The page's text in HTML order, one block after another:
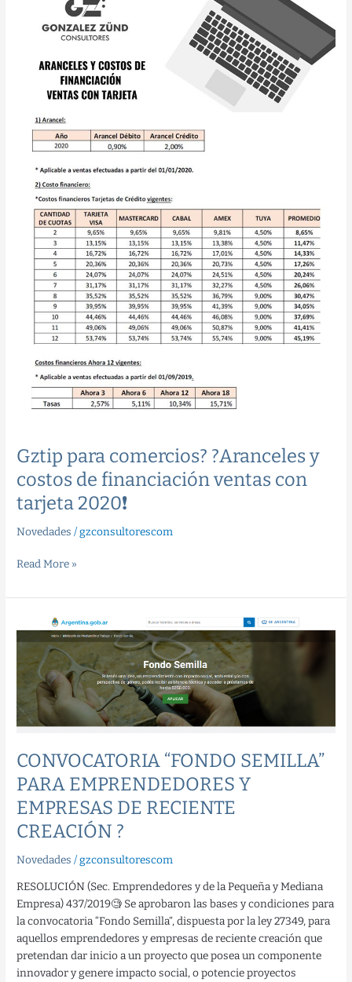
Gztip para comercios? ?Aranceles y
costos de financiación ventas con
tarjeta 2020❗️
Novedades /gzconsultorescom
comercios?
costos
financiación
ventas
tarjeta
2020❗️
Read More »
CONVOCATORIA “FONDO SEMILLA”
PARA EMPRENDEDORES Y
EMPRESAS DE RECIENTE
CREACIÓN ?
Novedades /gzconsultorescom
RESOLUCIÓN (Sec. Emprendedores y de la Pequeña y Mediana
Empresa) 437/2019🧐 Se aprobaron las bases y condiciones para
la convocatoria “Fondo Semilla”, dispuesta por la ley 27349, para
aquellos emprendedores y empresas de reciente creación que
pretendan dar inicio a un proyecto que posea un componente
innovador y genere impacto social, o potencie proyectos
CONVOCATORIA
“FONDO
SEMILLA”
PARA
EMPRENDEDORES
Y
EMPRESAS
RECIENTE
CREACIÓN
?